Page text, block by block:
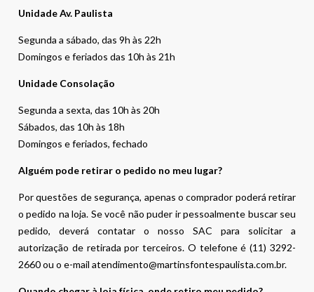
Unidade Av. Paulista
Segunda a sábado, das 9h às 22h
Domingos e feriados das 10h às 21h
Unidade Consolação
Segunda a sexta, das 10h às 20h
Sábados, das 10h às 18h
Domingos e feriados, fechado
Alguém pode retirar o pedido no meu lugar?
Por questões de segurança, apenas o comprador poderá retirar
o pedido na loja. Se você não puder ir pessoalmente buscar seu
pedido, deverá contatar o nosso SAC para solicitar a
autorização de retirada por terceiros. O telefone é (11) 3292-
2660 ou o e-mail atendimento@martinsfontespaulista.com.br.